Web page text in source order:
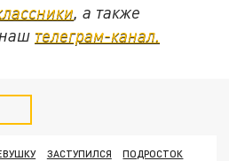
, а также
телеграм-канал.
ЗАСТУПИЛСЯ
ПОДРОСТОК